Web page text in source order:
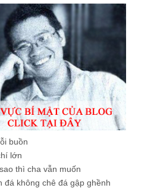
buồn
lớn
thì cha vẫn muốn
đá không chê đá gập ghềnh